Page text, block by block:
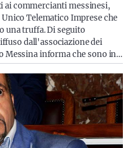
ai commercianti messinesi,
Telematico Imprese che
una truffa. Di seguito
dall'associazione dei
Messina informa che sono in…